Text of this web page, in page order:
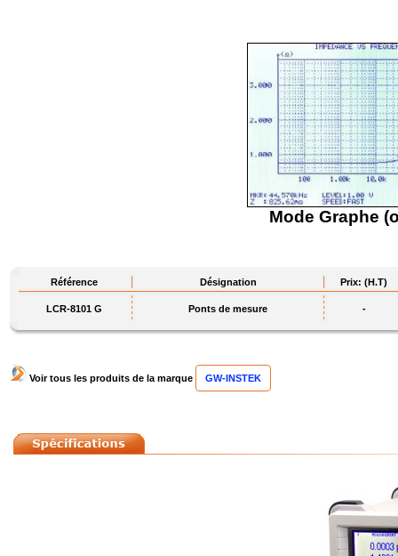
Mode Graphe
Référence Désignation Prix: (H.T)
LCR-8101 G Ponts de mesure -
Voir tous les produits de la marque GW-INSTEK